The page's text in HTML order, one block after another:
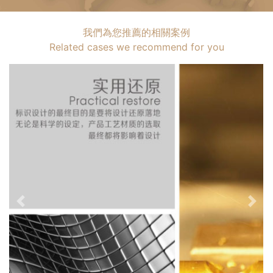
Previous Next
我們為您推薦的相關案例
Related cases we recommend for you